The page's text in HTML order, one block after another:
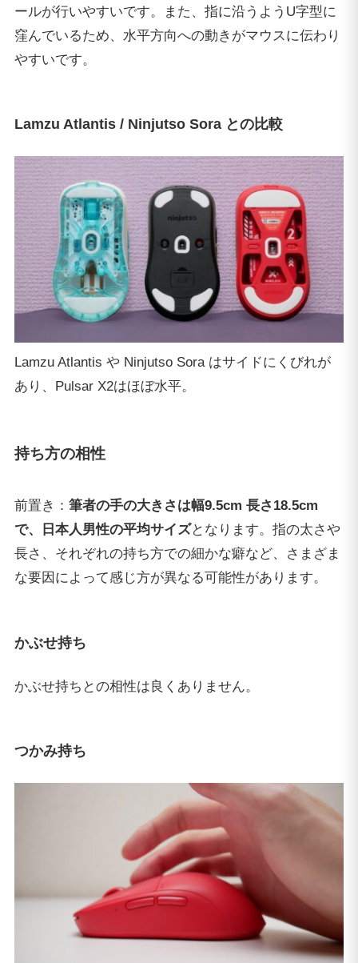
ールが行いやすいです。また、指に沿うようU字型に
窪んでいるため、水平方向への動きがマウスに伝わり
やすいです。
Lamzu Atlantis / Ninjutso Sora との比較
Lamzu Atlantis や Ninjutso Sora はサイドにくびれが
あり、Pulsar X2はほぼ水平。
持ち方の相性
前置き： 筆者の手の大きさは幅9.5cm 長さ18.5cm
で、日本人男性の平均サイズとなります。指の太さや
長さ、それぞれの持ち方での細かな癖など、さまざま
な要因によって感じ方が異なる可能性があります。
かぶせ持ち
かぶせ持ちとの相性は良くありません。
つかみ持ち